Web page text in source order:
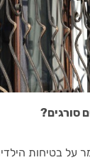
סורגים?
על בטיחות